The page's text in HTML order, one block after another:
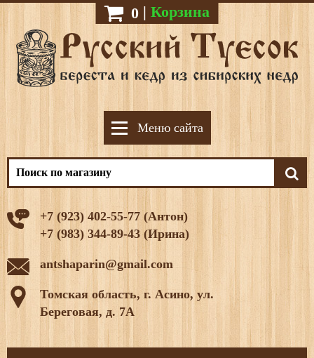
0 | Корзина
Меню сайта
+7 (923) 402-55-77 (Антон)
+7 (983) 344-89-43 (Ирина)
antshaparin@gmail.com
Томская область, г. Асино, ул.
Береговая, д. 7А